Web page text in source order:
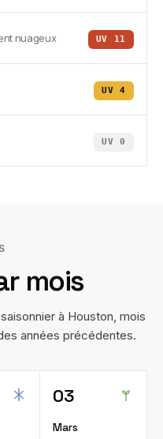
nuageux UV 11
UV4
UV0
mois
à Houston, mois
années précédentes.
03
Mars